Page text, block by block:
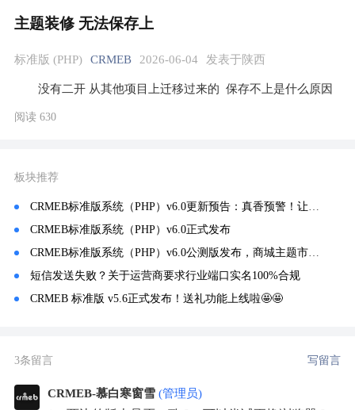
主题装修 无法保存上
标准版 (PHP) CRMEB 2026-06-04 发表于陕西
没有二开 从其他项目上迁移过来的  保存不上是什么原因
阅读 630
板块推荐
CRMEB标准版系统（PHP）v6.0更新预告：真香预警！让商城主题装修像PS一样自由！
CRMEB标准版系统（PHP）v6.0正式发布
CRMEB标准版系统（PHP）v6.0公测版发布，商城主题市场上线~
短信发送失败？关于运营商要求行业端口实名100%合规
CRMEB 标准版 v5.6正式发布！送礼功能上线啦🤩🤩
3条留言 写留言
CRMEB-慕白寒窗雪 (管理员)